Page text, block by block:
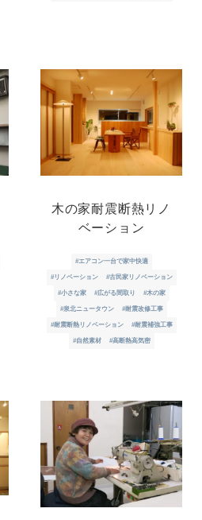
木の家耐震断熱リノ
ベーション
#エアコン一台で家中快適
#リノベーション #古民家リノベーション
#小さな家 #広がる間取り #木の家
#泉北ニュータウン #耐震改修工事
#耐震断熱リノベーション #耐震補強工事
#自然素材 #高断熱高気密